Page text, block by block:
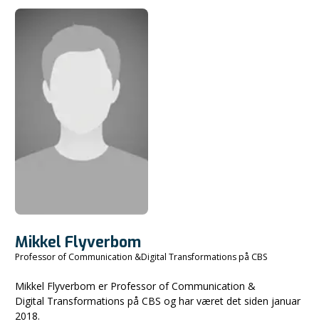
Mikkel Flyverbom
Professor of Communication &Digital Transformations på CBS
Mikkel Flyverbom er Professor of Communication &
Digital Transformations på CBS og har været det siden januar
2018.